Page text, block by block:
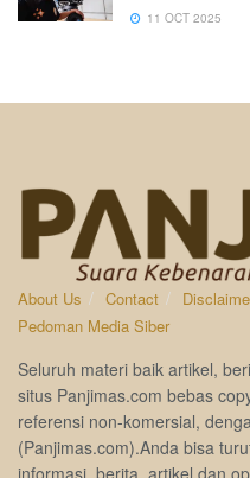
11 OCT 2025
About Us Contact
Pedoman Media Siber
Seluruh materi baik artikel,
situs Panjimas.com bebas
referensi non-komersial,
(Panjimas.com).Anda bisa
informasi, berita, artikel dan